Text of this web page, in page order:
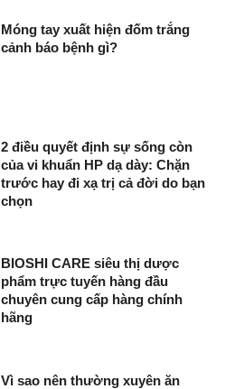
Móng tay xuất hiện đốm trắng
cảnh báo bệnh gì?
2 điều quyết định sự sống còn
của vi khuẩn HP dạ dày: Chặn
trước hay đi xạ trị cả đời do bạn
chọn
BIOSHI CARE siêu thị dược
phẩm trực tuyến hàng đầu
chuyên cung cấp hàng chính
hãng
Vì sao nên thường xuyên ăn